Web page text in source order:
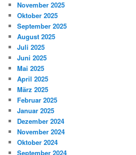
November 2025
Oktober 2025
September 2025
August 2025
Juli 2025
Juni 2025
Mai 2025
April 2025
März 2025
Februar 2025
Januar 2025
Dezember 2024
November 2024
Oktober 2024
September 2024